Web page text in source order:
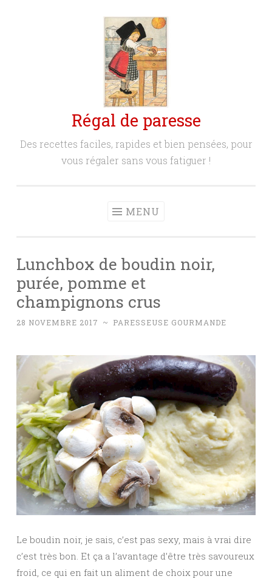
Régal de paresse
Des recettes faciles, rapides et bien pensées, pour
vous régaler sans vous fatiguer !
MENU
Lunchbox de boudin noir,
purée, pomme et
champignons crus
28 NOVEMBRE 2017 ~ PARESSEUSE GOURMANDE
Le boudin noir, je sais, c’est pas sexy, mais à vrai dire
c’est très bon. Et ça a l’avantage d’être très savoureux
froid, ce qui en fait un aliment de choix pour une